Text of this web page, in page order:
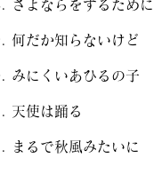
さよならをするために
何だか知らないけど
みにくいあひるの子
天使は踊る
まるで秋風みたいに